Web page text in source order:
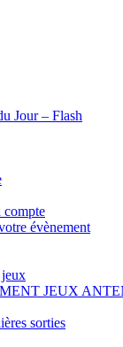
Jour – Flash
compte
évènement
jeux
JEUX
sorties